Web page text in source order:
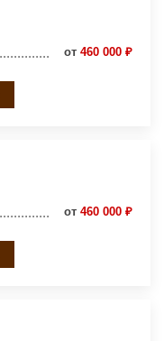
от 460 000 ₽
от 460 000 ₽